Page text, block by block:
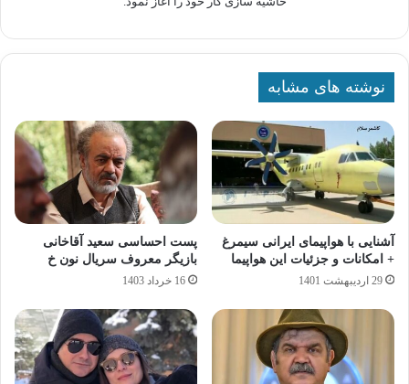
نوشته های مشابه
آشنایی با هواپیمای ایرانی سیمرغ
+ امکانات و جزئیات این هواپیما
29 اردیبهشت 1401
پست احساسی سعید آقاخانی
بازیگر معروف سریال نون خ
16 خرداد 1403